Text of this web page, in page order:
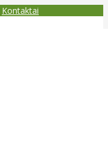
Kontaktai